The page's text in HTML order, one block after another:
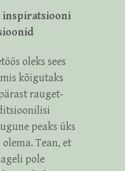
inspiratsiooni
oleks sees
kõigutaks
rauget-
peaks üks
Tean, et
pole